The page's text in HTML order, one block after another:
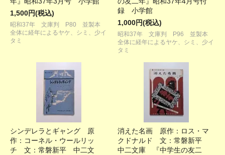
1,500円(税込)
昭和37年 文庫判 P80 並製本
全体に経年によるヤケ、シミ、少イ
タミ
録 小学館
1,000円(税込)
昭和37年 文庫判 P96 並製本
全体に経年によるヤケ、シミ、少イ
タミ
シンデレラとギャング 原
作：コーネル・ウールリッ
チ 文：常磐新平 中二文
消えた名画 原作：ロス・マ
クドナルド 文：常磐新平
中二文庫 『中学生の友二